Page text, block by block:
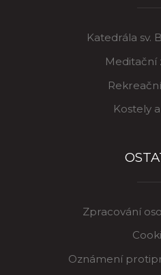
Katedrála sv.
Meditační
Kostely
Zpracování
Oznámení